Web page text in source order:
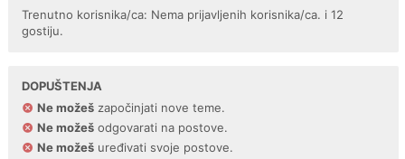
Trenutno korisnika/ca: Nema prijavljenih korisnika/ca. i 12
gostiju.
DOPUŠTENJA
Ne možeš započinjati nove teme.
Ne možeš odgovarati na postove.
Ne možeš uređivati svoje postove.